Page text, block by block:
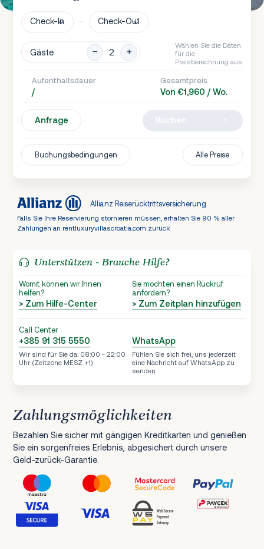
Check-In Check-Out
Gäste
Wählen Sie die Daten
für die
Preisberechnung aus
Aufenthaltsdauer
/
Gesamtpreis
Von €1,960 / Wo.
Anfrage
Buchungsbedingungen Alle Preise
Allianz Reiserücktrittsversicherung
Falls Sie Ihre Reservierung stornieren müssen, erhalten Sie 90 % aller
Zahlungen an rentluxuryvillascroatia.com zurück
Unterstützen - Brauche Hilfe?
Womit können wir Ihnen
helfen?
> Zum Hilfe-Center
Sie möchten einen Rückruf
anfordern?
> Zum Zeitplan hinzufügen
Call Center
+385 91 315 5550
Wir sind für Sie da: 08:00 - 22:00
Uhr (Zeitzone MESZ +1)
WhatsApp
Fühlen Sie sich frei, uns jederzeit
eine Nachricht auf WhatsApp zu
senden
Zahlungsmöglichkeiten
Bezahlen Sie sicher mit gängigen Kreditkarten und genießen
Sie ein sorgenfreies Erlebnis, abgesichert durch unsere
Geld-zurück-Garantie.